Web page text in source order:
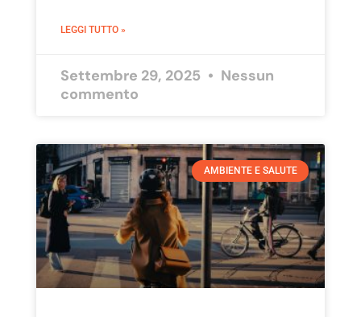
LEGGI TUTTO »
Settembre 29, 2025
Nessun
commento
AMBIENTE E SALUTE